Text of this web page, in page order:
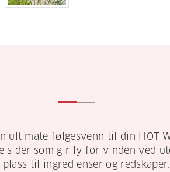
ultimate følgesvenn til din HOT
sider som gir ly for vinden ved
til ingredienser og